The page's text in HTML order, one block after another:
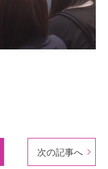
次の記事へ